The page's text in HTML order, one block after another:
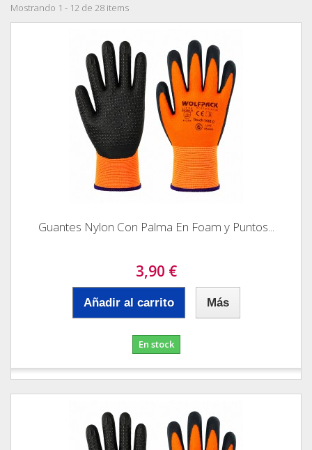
Mostrando 1 - 12 de 28 items
Guantes Nylon Con Palma En Foam y Puntos...
3,90 €
Añadir al carrito Más
En stock